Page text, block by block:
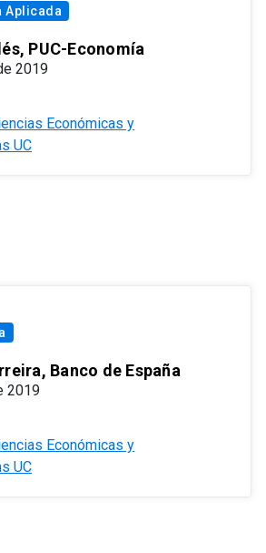
Aplicada
PUC-Economía
2019
Económicas y
UC
Banco de España
2019
Económicas y
UC